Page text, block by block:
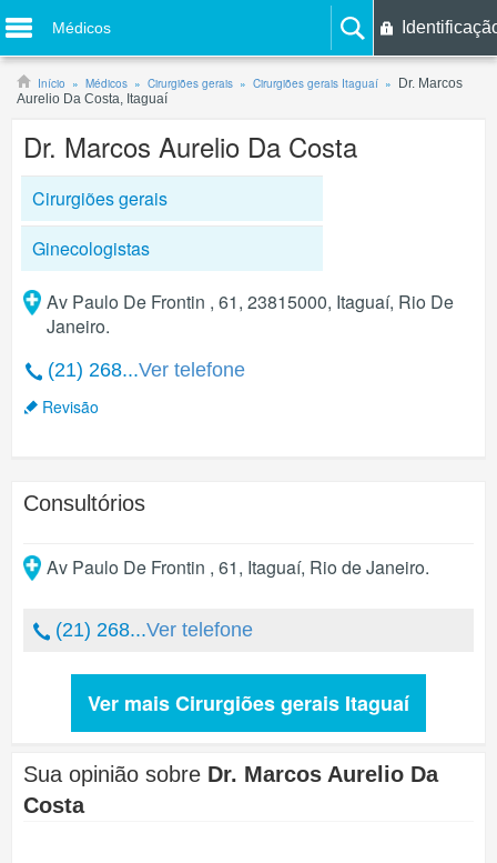
Médicos
Início Médicos Cirurgiões gerais Cirurgiões gerais Itaguaí
Dr. Marcos
Aurelio Da Costa, Itaguaí
Dr. Marcos Aurelio Da Costa
Cirurgiões gerais
Ginecologistas
Av Paulo De Frontin , 61, 23815000, Itaguaí, Rio De
Janeiro.
(21) 268...Ver telefone
Revisão
Consultórios
Av Paulo De Frontin , 61, Itaguaí, Rio de Janeiro.
(21) 268...Ver telefone
Ver mais Cirurgiões gerais Itaguaí
Sua opinião sobre Dr. Marcos Aurelio Da
Costa